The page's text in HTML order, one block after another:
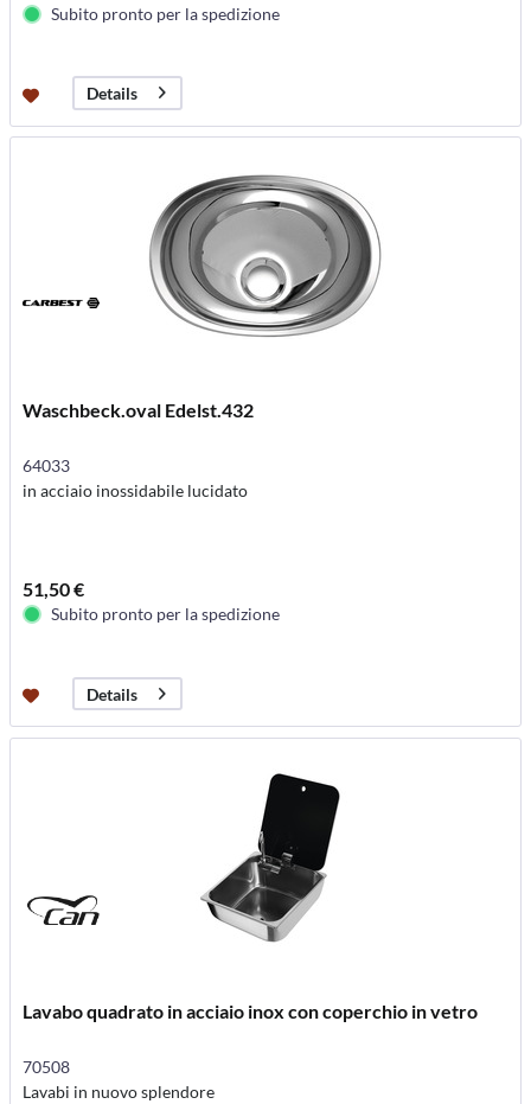
Subito pronto per la spedizione
Details
Waschbeck.oval Edelst.432
64033
in acciaio inossidabile lucidato
51,50 €
Subito pronto per la spedizione
Details
Lavabo quadrato in acciaio inox con coperchio in vetro
70508
Lavabi in nuovo splendore